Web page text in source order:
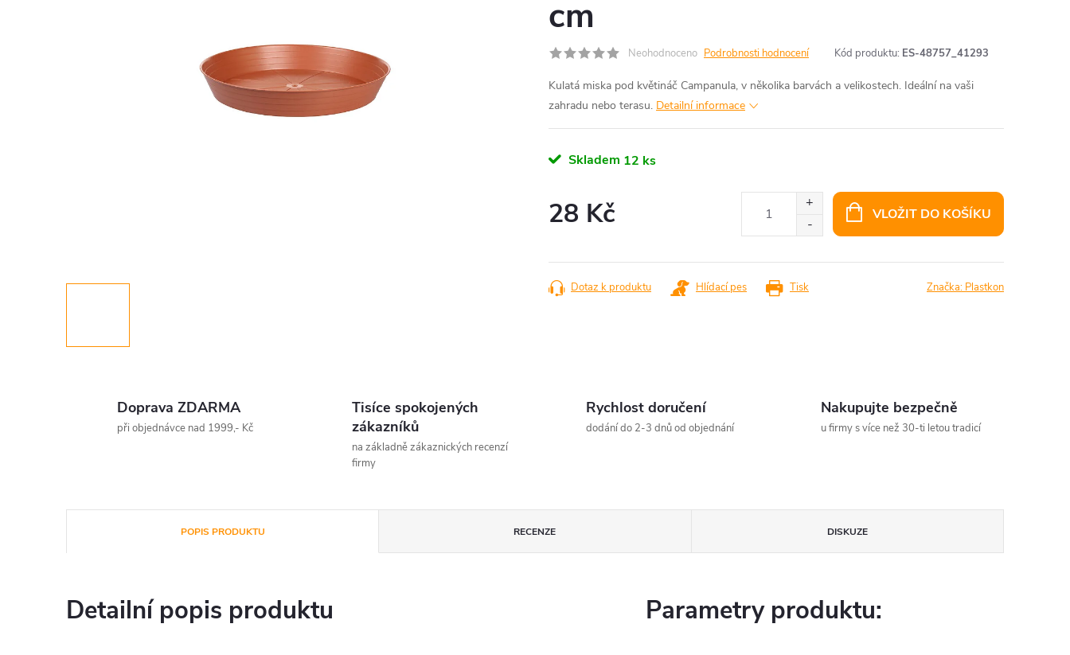
cm
Neohodnoceno Podrobnosti hodnocení Kód produktu: ES-48757_41293
Kulatá miska pod květináč Campanula, v několika barvách a velikostech. Ideální na vaši
zahradu nebo terasu. Detailní informace
Skladem 12 ks
28 Kč VLOŽIT DO KOŠÍKU
Tisk
Dotaz k produktu Hlídací pes Značka: Plastkon
Doprava ZDARMA
při objednávce nad 1999,- Kč
Tisíce spokojených
zákazníků
na základně zákaznických recenzí
firmy
Rychlost doručení
dodání do 2-3 dnů od objednání
Nakupujte bezpečně
u firmy s více než 30-ti letou tradicí
POPIS PRODUKTU RECENZE DISKUZE
Detailní popis produktu Parametry produktu: